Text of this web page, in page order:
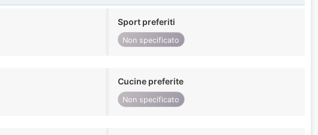
Sport preferiti
Non specificato
Cucine preferite
Non specificato